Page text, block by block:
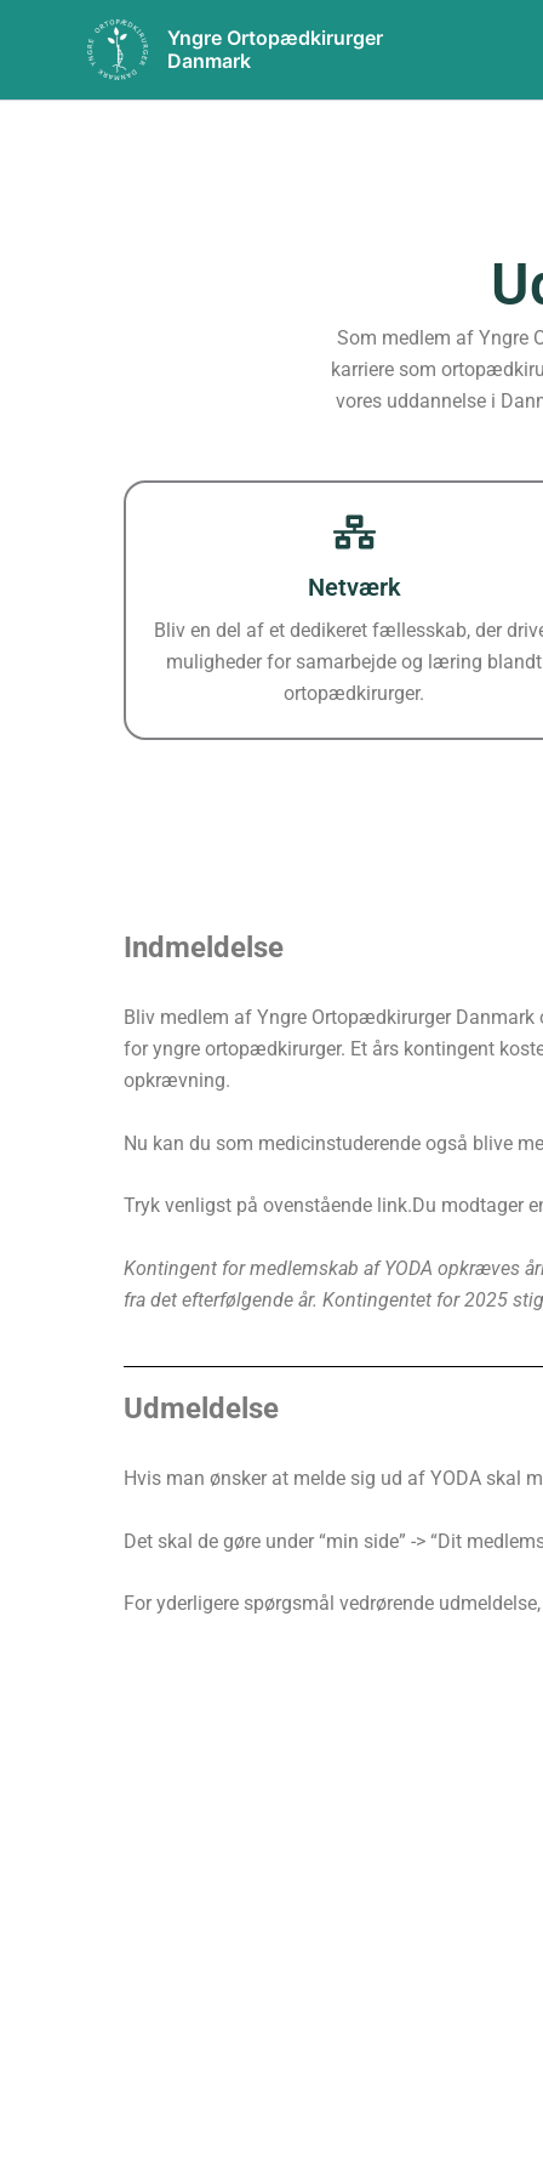
Yngre Ortopædkirurger
Danmark
Som medlem af Yngre
karriere som
vores uddannelse i
Netværk
Bliv en del af et dedikeret fællesskab, der
muligheder for samarbejde og læring blandt
ortopædkirurger.
Indmeldelse
Bliv medlem af Yngre Ortopædkirurger
for yngre ortopædkirurger. Et års kontingent
opkrævning.
Nu kan du som medicinstuderende også blive
Tryk venligst på ovenstående link.Du modtager
Kontingent for medlemskab af YODA opkræves
fra det efterfølgende år. Kontingentet for 2025
Udmeldelse
Hvis man ønsker at melde sig ud af YODA skal
Det skal de gøre under “min side” -> “Dit
For yderligere spørgsmål vedrørende